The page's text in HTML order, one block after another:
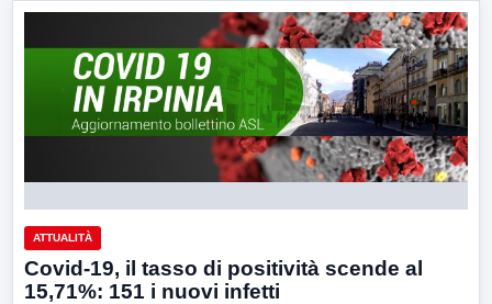
ATTUALITÀ
Covid-19, il tasso di positività scende al
15,71%: 151 i nuovi infetti